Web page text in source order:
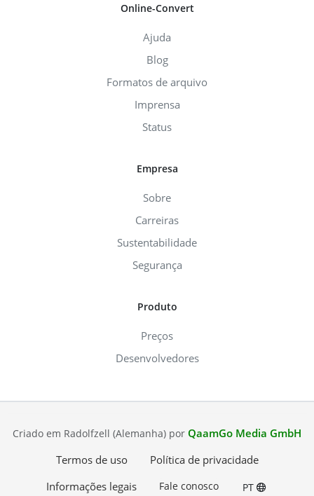
Online-Convert
Ajuda
Blog
Formatos de arquivo
Imprensa
Status
Empresa
Sobre
Carreiras
Sustentabilidade
Segurança
Produto
Preços
Desenvolvedores
Criado em Radolfzell (Alemanha) por QaamGo Media GmbH
Termos de uso
Política de privacidade
Informações legais
Fale conosco PT